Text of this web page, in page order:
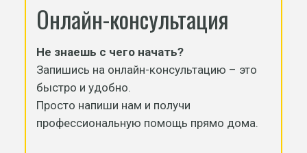
Онлайн-консультация
Не знаешь с чего начать?
Запишись на онлайн-консультацию – это
быстро и удобно.
Просто напиши нам и получи
профессиональную помощь прямо дома.